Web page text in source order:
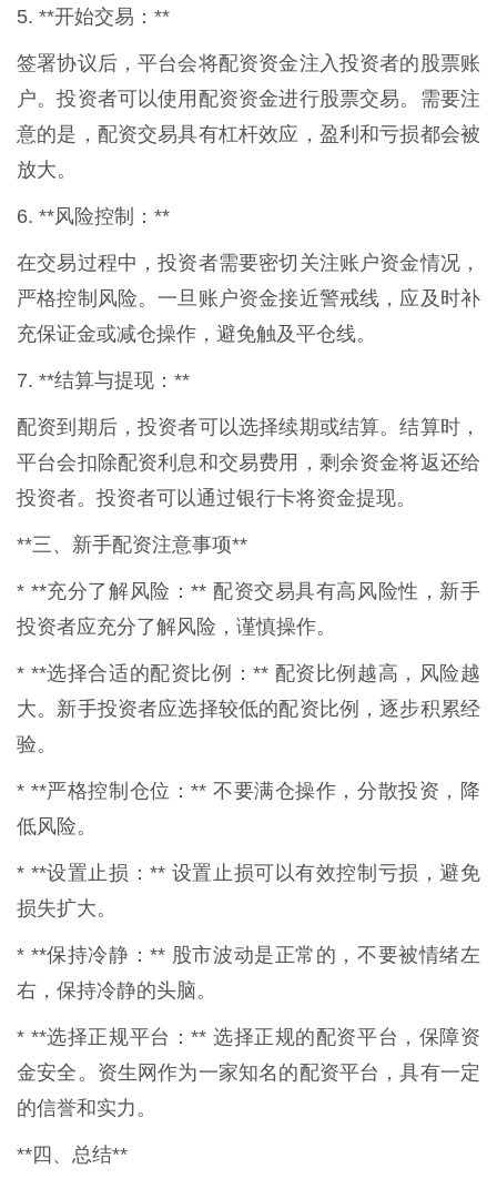
5. **开始交易：**
签署协议后，平台会将配资资金注入投资者的股票账
户。投资者可以使用配资资金进行股票交易。需要注
意的是，配资交易具有杠杆效应，盈利和亏损都会被
放大。
6. **风险控制：**
在交易过程中，投资者需要密切关注账户资金情况，
严格控制风险。一旦账户资金接近警戒线，应及时补
充保证金或减仓操作，避免触及平仓线。
7. **结算与提现：**
配资到期后，投资者可以选择续期或结算。结算时，
平台会扣除配资利息和交易费用，剩余资金将返还给
投资者。投资者可以通过银行卡将资金提现。
**三、新手配资注意事项**
* **充分了解风险：** 配资交易具有高风险性，新手
投资者应充分了解风险，谨慎操作。
* **选择合适的配资比例：** 配资比例越高，风险越
大。新手投资者应选择较低的配资比例，逐步积累经
验。
* **严格控制仓位：** 不要满仓操作，分散投资，降
低风险。
* **设置止损：** 设置止损可以有效控制亏损，避免
损失扩大。
* **保持冷静：** 股市波动是正常的，不要被情绪左
右，保持冷静的头脑。
* **选择正规平台：** 选择正规的配资平台，保障资
金安全。资生网作为一家知名的配资平台，具有一定
的信誉和实力。
**四、总结**